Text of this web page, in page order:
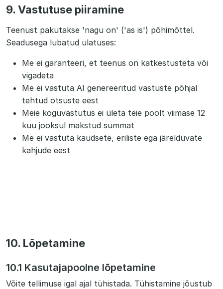
9. Vastutuse piiramine
Teenust pakutakse 'nagu on' ('as is') põhimõttel.
Seadusega lubatud ulatuses:
Me ei garanteeri, et teenus on katkestusteta või
vigadeta
Me ei vastuta AI genereeritud vastuste põhjal
tehtud otsuste eest
Meie koguvastutus ei ületa teie poolt viimase 12
kuu jooksul makstud summat
Me ei vastuta kaudsete, eriliste ega järelduvate
kahjude eest
10. Lõpetamine
10.1 Kasutajapoolne lõpetamine
Võite tellimuse igal ajal tühistada. Tühistamine jõustub